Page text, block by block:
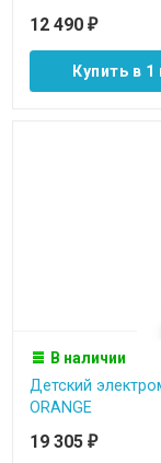
12 490 ₽
Купить в 1
В наличии
Детский
ORANGE
19 305 ₽